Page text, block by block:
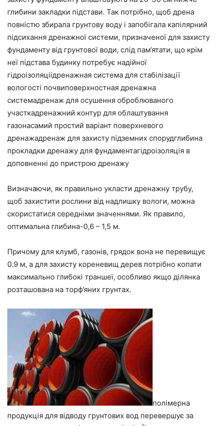
глибини закладки підстави. Так потрібно, щоб дрена
повністю збирала грунтову воду і запобігала капілярний
підсихання дренажної системи, призначеної для захисту
фундаменту від грунтової води, слід пам’ятати, що крім
неї підстава будинку потребує надійної
гідроізоляціідренажная система для стабілізації
вологості почвиповерхностная дренажна
системадренаж для осушення оброблюваного
участкадренажний контур для облаштування
газонасамий простий варіант поверхневого
дренажадренаж для захисту підземних спорудглибина
прокладки дренажу для фундаментагідроізоляція в
доповненні до пристрою дренажу
Визначаючи, як правильно укласти дренажну трубу,
щоб захистити рослини від надлишку вологи, можна
скористатися середніми значеннями. Як правило,
оптимальна глибина-0,6 – 1,5 м.
Причому для клумб, газонів, грядок вона не перевищує
0.9 м, а для захисту кореневищ дерев потрібно копати
максимально глибокі траншеї, особливо якщо ділянка
розташована на торф’яних грунтах.
полімерна
продукція для відводу грунтових вод перевершує за